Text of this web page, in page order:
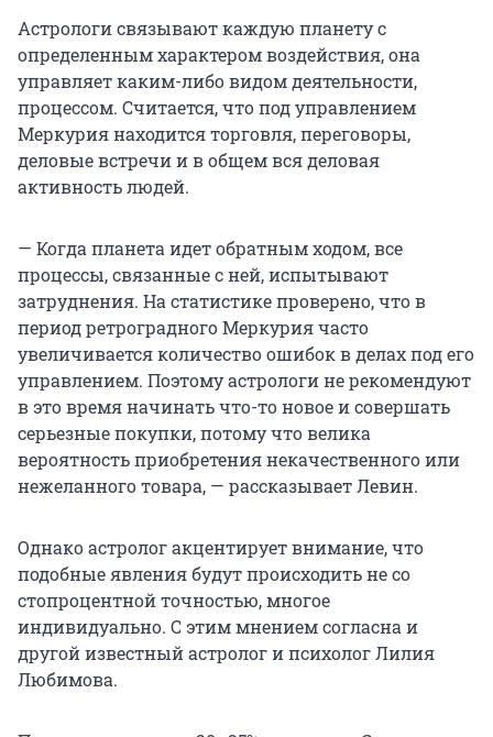
Астрологи связывают каждую планету с
определенным характером воздействия, она
управляет каким-либо видом деятельности,
процессом. Считается, что под управлением
Меркурия находится торговля, переговоры,
деловые встречи и в общем вся деловая
активность людей.
— Когда планета идет обратным ходом, все
процессы, связанные с ней, испытывают
затруднения. На статистике проверено, что в
период ретроградного Меркурия часто
увеличивается количество ошибок в делах под его
управлением. Поэтому астрологи не рекомендуют
в это время начинать что-то новое и совершать
серьезные покупки, потому что велика
вероятность приобретения некачественного или
нежеланного товара, — рассказывает Левин.
Однако астролог акцентирует внимание, что
подобные явления будут происходить не со
стопроцентной точностью, многое
индивидуально. С этим мнением согласна и
другой известный астролог и психолог Лилия
Любимова.